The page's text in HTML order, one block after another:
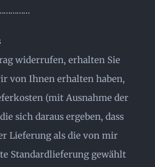
widerrufen, erhalten Sie
von Ihnen erhalten haben,
(mit Ausnahme der
sich daraus ergeben, dass
Lieferung als die von mir
Standardlieferung gewählt